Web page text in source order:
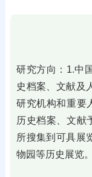
研究方向：1.中
史档案、文献及
研究机构和重要
历史档案、文献
所搜集到可具展
物园等历史展览